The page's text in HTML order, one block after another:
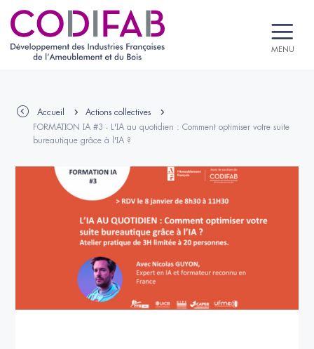
MENU
Accueil
Actions collectives
FORMATION IA #3 - L'IA au quotidien : Comment optimiser votre suite
bureautique grâce à l'IA ?